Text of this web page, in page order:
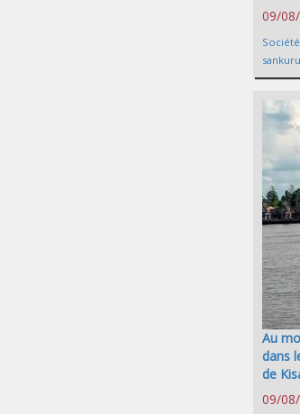
09/
Société
sankuru
Au
dans
de
09/